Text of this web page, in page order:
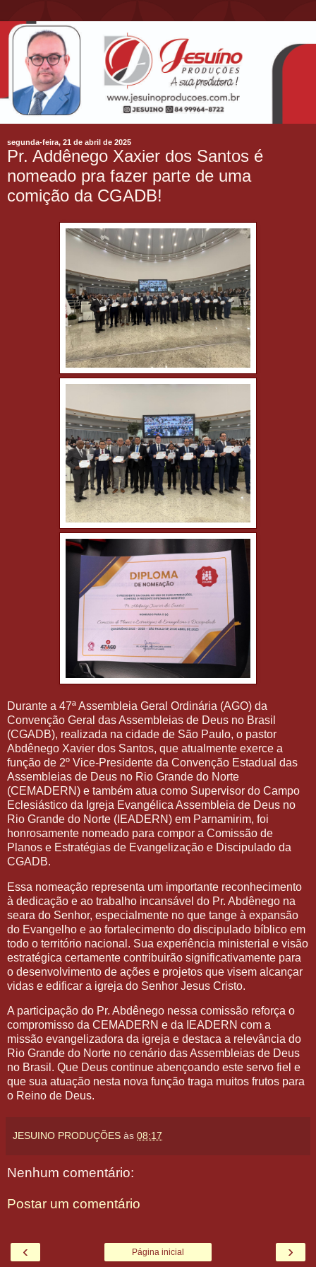
segunda-feira, 21 de abril de 2025
Pr. Addênego Xaxier dos Santos é
nomeado pra fazer parte de uma
comição da CGADB!
Durante a 47ª Assembleia Geral Ordinária (AGO) da
Convenção Geral das Assembleias de Deus no Brasil
(CGADB), realizada na cidade de São Paulo, o pastor
Abdênego Xavier dos Santos, que atualmente exerce a
função de 2º Vice-Presidente da Convenção Estadual das
Assembleias de Deus no Rio Grande do Norte
(CEMADERN) e também atua como Supervisor do Campo
Eclesiástico da Igreja Evangélica Assembleia de Deus no
Rio Grande do Norte (IEADERN) em Parnamirim, foi
honrosamente nomeado para compor a Comissão de
Planos e Estratégias de Evangelização e Discipulado da
CGADB.
Essa nomeação representa um importante reconhecimento
à dedicação e ao trabalho incansável do Pr. Abdênego na
seara do Senhor, especialmente no que tange à expansão
do Evangelho e ao fortalecimento do discipulado bíblico em
todo o território nacional. Sua experiência ministerial e visão
estratégica certamente contribuirão significativamente para
o desenvolvimento de ações e projetos que visem alcançar
vidas e edificar a igreja do Senhor Jesus Cristo.
A participação do Pr. Abdênego nessa comissão reforça o
compromisso da CEMADERN e da IEADERN com a
missão evangelizadora da igreja e destaca a relevância do
Rio Grande do Norte no cenário das Assembleias de Deus
no Brasil. Que Deus continue abençoando este servo fiel e
que sua atuação nesta nova função traga muitos frutos para
o Reino de Deus.
JESUINO PRODUÇÕES às 08:17
Nenhum comentário:
Postar um comentário
‹ ›
Página inicial